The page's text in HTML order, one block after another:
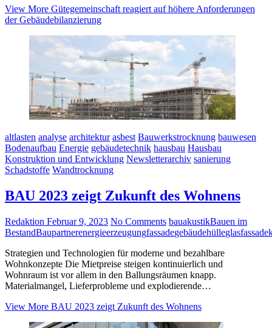
View More Gütegemeinschaft reagiert auf höhere Anforderungen
der Gebäudebilanzierung
altlasten analyse architektur asbest Bauwerkstrocknung bauwesen
Bodenaufbau Energie gebäudetechnik hausbau Hausbau
Konstruktion und Entwicklung Newsletterarchiv sanierung
Schadstoffe Wandtrocknung
BAU 2023 zeigt Zukunft des Wohnens
Redaktion Februar 9, 2023 No Comments bauakustikBauen im
BestandBaupartnerenergieerzeugungfassadegebäudehülleglasfassade
Strategien und Technologien für moderne und bezahlbare
Wohnkonzepte Die Mietpreise steigen kontinuierlich und
Wohnraum ist vor allem in den Ballungsräumen knapp.
Materialmangel, Lieferprobleme und explodierende…
View More BAU 2023 zeigt Zukunft des Wohnens